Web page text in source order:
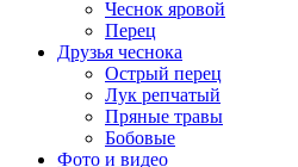
Чеснок яровой
Перец
Друзья чеснока
Острый перец
Лук репчатый
Пряные травы
Бобовые
Фото и видео